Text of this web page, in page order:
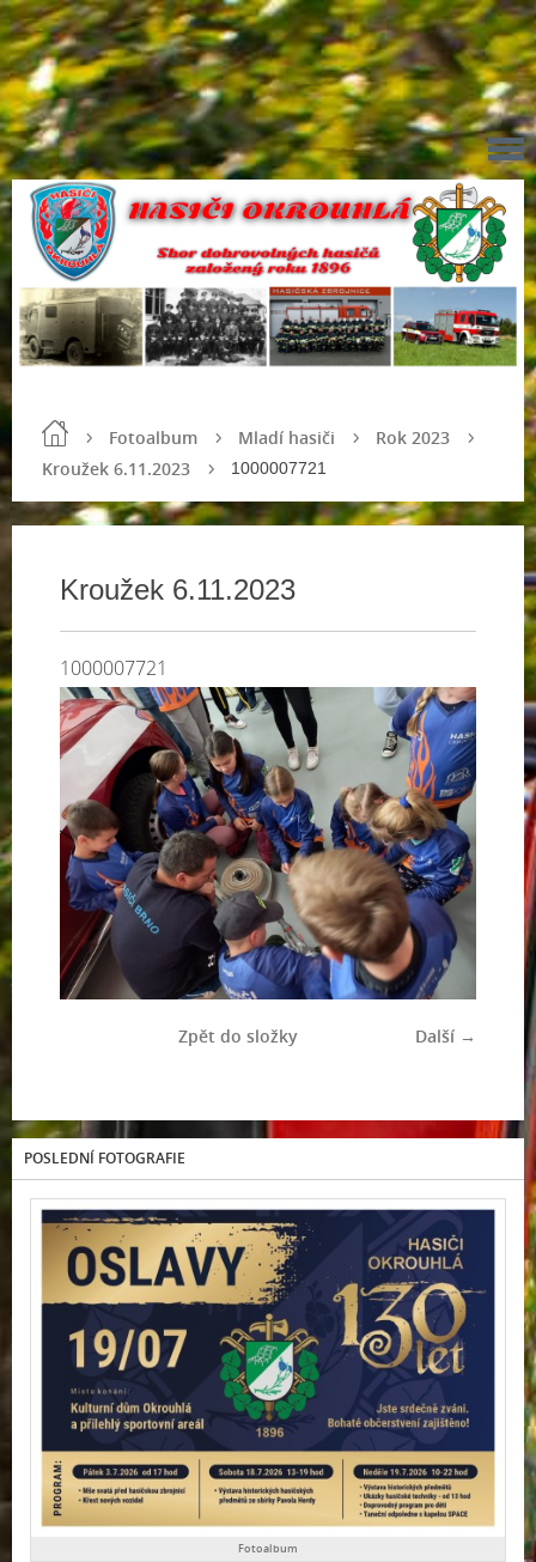
Fotoalbum Mladí hasiči
Rok 2023
Kroužek 6.11.2023
1000007721
Kroužek 6.11.2023
1000007721
Další →
Zpět do složky
POSLEDNÍ FOTOGRAFIE
Fotoalbum